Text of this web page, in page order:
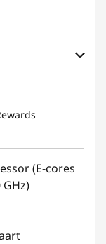
(E-cores